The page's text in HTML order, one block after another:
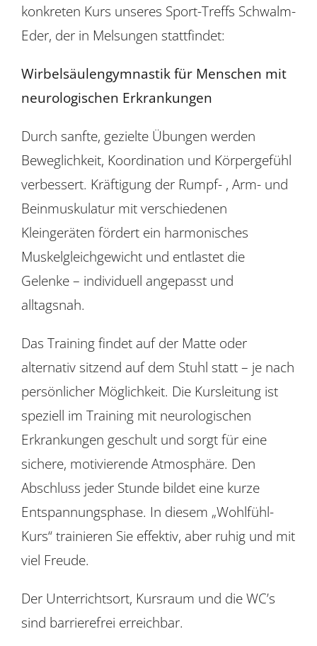
konkreten Kurs unseres Sport-Treffs Schwalm-
Eder, der in Melsungen stattfindet:
Wirbelsäulengymnastik für Menschen mit
neurologischen Erkrankungen
Durch sanfte, gezielte Übungen werden
Beweglichkeit, Koordination und Körpergefühl
verbessert. Kräftigung der Rumpf- , Arm- und
Beinmuskulatur mit verschiedenen
Kleingeräten fördert ein harmonisches
Muskelgleichgewicht und entlastet die
Gelenke – individuell angepasst und
alltagsnah.
Das Training findet auf der Matte oder
alternativ sitzend auf dem Stuhl statt – je nach
persönlicher Möglichkeit. Die Kursleitung ist
speziell im Training mit neurologischen
Erkrankungen geschult und sorgt für eine
sichere, motivierende Atmosphäre. Den
Abschluss jeder Stunde bildet eine kurze
Entspannungsphase. In diesem „Wohlfühl-
Kurs“ trainieren Sie effektiv, aber ruhig und mit
viel Freude.
Der Unterrichtsort, Kursraum und die WC’s
sind barrierefrei erreichbar.